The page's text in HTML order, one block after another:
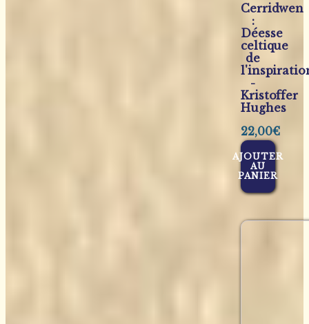
Cerridwen
:
Déesse
celtique
de
-
Kristoffer
Hughes
22,00€
AJOUTER
AU
PANIER